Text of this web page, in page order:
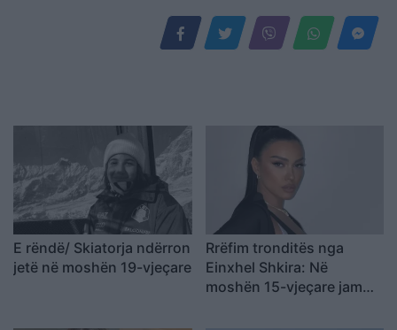
E rëndë/ Skiatorja ndërron
jetë në moshën 19-vjeçare
Rrëfim tronditës nga
Einxhel Shkira: Në
moshën 15-vjeçare jam…